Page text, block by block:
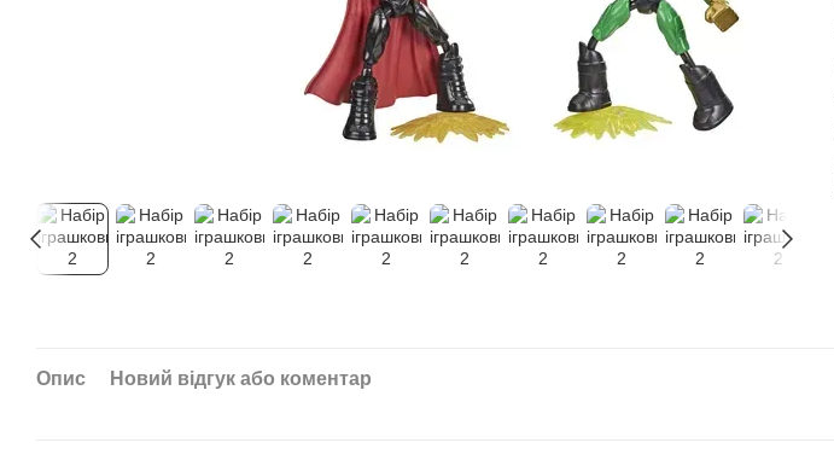
Опис Новий відгук або коментар